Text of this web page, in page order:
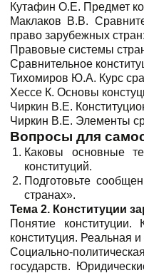
Кутафин О.Е. Предмет
Маклаков В.В.
право зарубежных
Правовые системы
Сравнительное
Тихомиров Ю.А. Курс
Хессе К. Основы
Чиркин В.Е.
Чиркин В.Е. Элементы
Вопросы для
Каковы основные
конституций.
Подготовьте
странах».
Тема 2. Конституции
Понятие
конституция. Реальная
Социально-
государств.